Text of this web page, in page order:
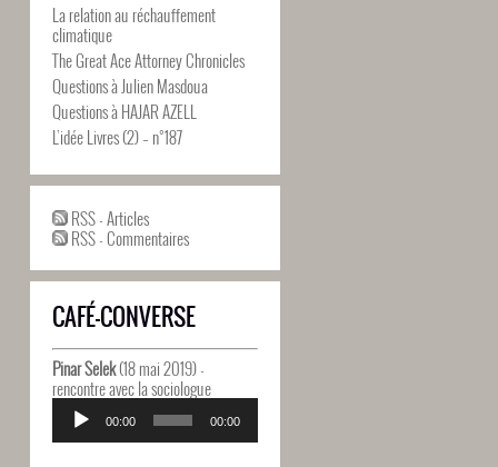
La relation au réchauffement
climatique
The Great Ace Attorney Chronicles
Questions à Julien Masdoua
Questions à HAJAR AZELL
L’idée Livres (2) – n°187
RSS - Articles
RSS - Commentaires
CAFÉ-CONVERSE
Pinar Selek(18 mai 2019) -
rencontre avec la sociologue
Lecteur
audio
00:00 00:00